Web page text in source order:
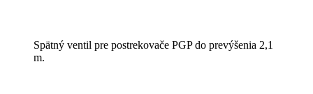
Spätný ventil pre postrekovače PGP do prevýšenia 2,1
m.